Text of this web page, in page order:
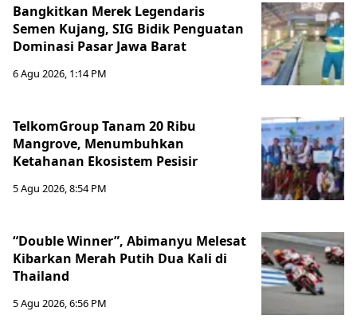
Bangkitkan Merek Legendaris
Semen Kujang, SIG Bidik Penguatan
Dominasi Pasar Jawa Barat
6 Agu 2026, 1:14 PM
TelkomGroup Tanam 20 Ribu
Mangrove, Menumbuhkan
Ketahanan Ekosistem Pesisir
5 Agu 2026, 8:54 PM
“Double Winner”, Abimanyu Melesat
Kibarkan Merah Putih Dua Kali di
Thailand
5 Agu 2026, 6:56 PM